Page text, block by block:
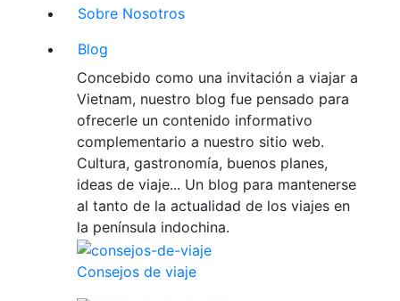
Sobre Nosotros
Blog
Concebido como una invitación a viajar a
Vietnam, nuestro blog fue pensado para
ofrecerle un contenido informativo
complementario a nuestro sitio web.
Cultura, gastronomía, buenos planes,
ideas de viaje... Un blog para mantenerse
al tanto de la actualidad de los viajes en
la península indochina.
Consejos de viaje